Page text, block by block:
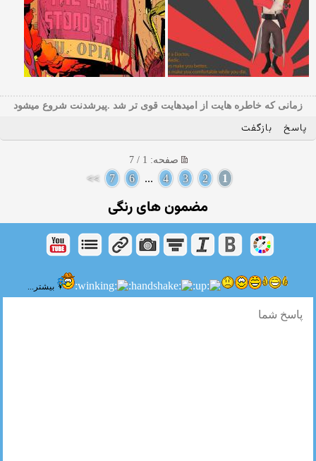
زمانی که خاطره هایت از امیدهایت قوی تر شد .پیرشدنت شروع میشود
پاسخ بازگفت
صفحه: 1 / 7
1
2
3
4
...
6
7
>>
مضمون های رنگی
بیشتر...